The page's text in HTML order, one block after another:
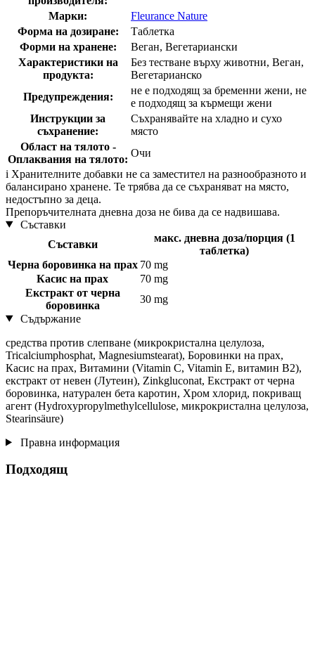
Марки:
Fleurance Nature
Форма на дозиране:
Таблетка
Форми на хранене:
Веган, Вегетариански
Характеристики на
продукта:
Без тестване върху животни, Веган,
Вегетарианско
Предупреждения:
не е подходящ за бременни жени, не
е подходящ за кърмещи жени
Инструкции за
съхранение:
Съхранявайте на хладно и сухо
място
Област на тялото -
Оплаквания на тялото:
Очи
i Хранителните добавки не са заместител на разнообразното и
балансирано хранене. Те трябва да се съхраняват на място,
недостъпно за деца.
Препоръчителната дневна доза не бива да се надвишава.
Съставки
Съставки
макс. дневна доза/порция (1
таблетка)
Черна боровинка на прах 70 mg
Касис на прах
70 mg
Екстракт от черна
боровинка
30 mg
Съдържание
средства против слепване (микрокристална целулоза,
Tricalciumphosphat, Magnesiumstearat), Боровинки на прах,
Касис на прах, Витамини (Vitamin C, Vitamin E, витамин В2),
екстракт от невен (Лутеин), Zinkgluconat, Екстракт от черна
боровинка, натурален бета каротин, Хром хлорид, покриващ
агент (Hydroxypropylmethylcellulose, микрокристална целулоза,
Stearinsäure)
Правна информация
Подходящ